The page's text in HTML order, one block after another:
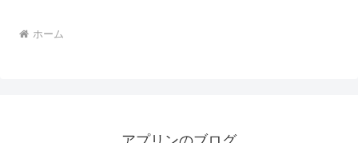
ホーム